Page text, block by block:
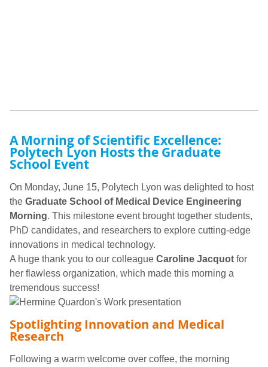
A Morning of Scientific Excellence:
Polytech Lyon Hosts the Graduate
School Event
On Monday, June 15, Polytech Lyon was delighted to host
the Graduate School of Medical Device Engineering
Morning. This milestone event brought together students,
PhD candidates, and researchers to explore cutting-edge
innovations in medical technology.
A huge thank you to our colleague Caroline Jacquot for
her flawless organization, which made this morning a
tremendous success!
Spotlighting Innovation and Medical
Research
Following a warm welcome over coffee, the morning